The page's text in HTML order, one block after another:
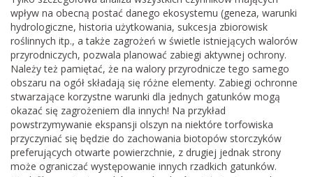
wpływ na obecną postać danego ekosystemu (geneza, warunki
hydrologiczne, historia użytkowania, sukcesja zbiorowisk
roślinnych itp., a także zagrożeń w świetle istniejących walorów
przyrodniczych, pozwala planować zabiegi aktywnej ochrony.
Należy też pamiętać, że na walory przyrodnicze tego samego
obszaru na ogół składają się różne elementy. Zabiegi ochronne
stwarzające korzystne warunki dla jednych gatunków mogą
okazać się zagrożeniem dla innych! Na przykład
powstrzymywanie ekspansji olszyn na niektóre torfowiska
przyczyniać się będzie do zachowania biotopów storczyków
preferujących otwarte powierzchnie, z drugiej jednak strony
może ograniczać występowanie innych rzadkich gatunków.